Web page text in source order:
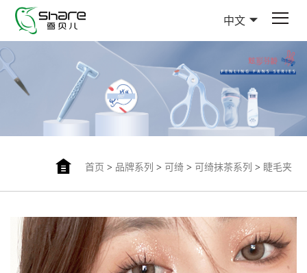
中文
首页 > 品牌系列 > 可绮> 可绮抹茶系列 > 睫毛夹